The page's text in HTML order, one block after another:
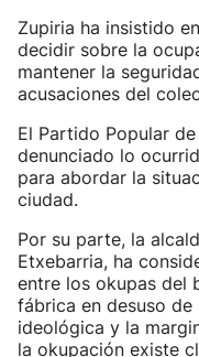
Zupiria ha insistido
decidir sobre la
mantener la
acusaciones del
El Partido Popular
denunciado lo
para abordar la
ciudad.
Por su parte, la
Etxebarria, ha
entre los okupas del
fábrica en desuso de
ideológica y la
la okupación existe